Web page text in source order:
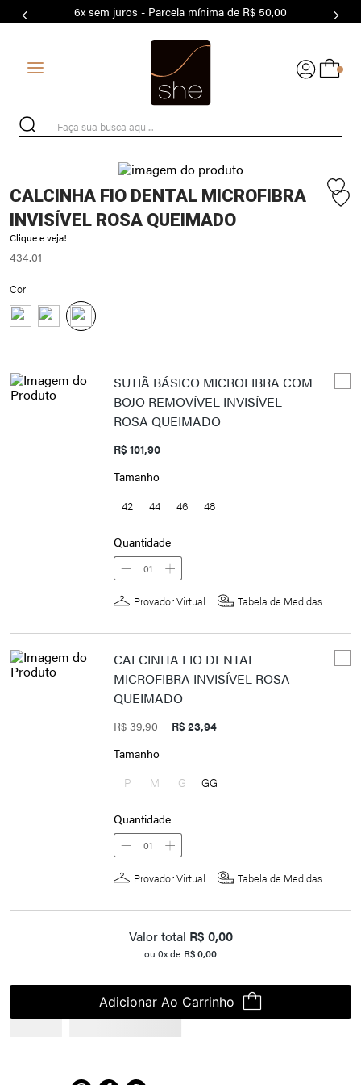
6x sem juros - Parcela mínima de R$ 50,00
0
Faça sua busca aqui...
CALCINHA FIO DENTAL MICROFIBRA
INVISÍVEL ROSA QUEIMADO
Clique e veja!
434.01
Cor:
SUTIÃ BÁSICO MICROFIBRA COM
BOJO REMOVÍVEL INVISÍVEL
ROSA QUEIMADO
R$ 101,90
Tamanho
42
44 46 48
Quantidade
01
Provador Virtual Tabela de Medidas
CALCINHA FIO DENTAL
MICROFIBRA INVISÍVEL ROSA
QUEIMADO
R$ 39,90
R$ 23,94
Tamanho
P
M G GG
Quantidade
01
Provador Virtual Tabela de Medidas
Valor total R$ 0,00
ou 0x de R$0,00
Adicionar Ao Carrinho
7º MODAL